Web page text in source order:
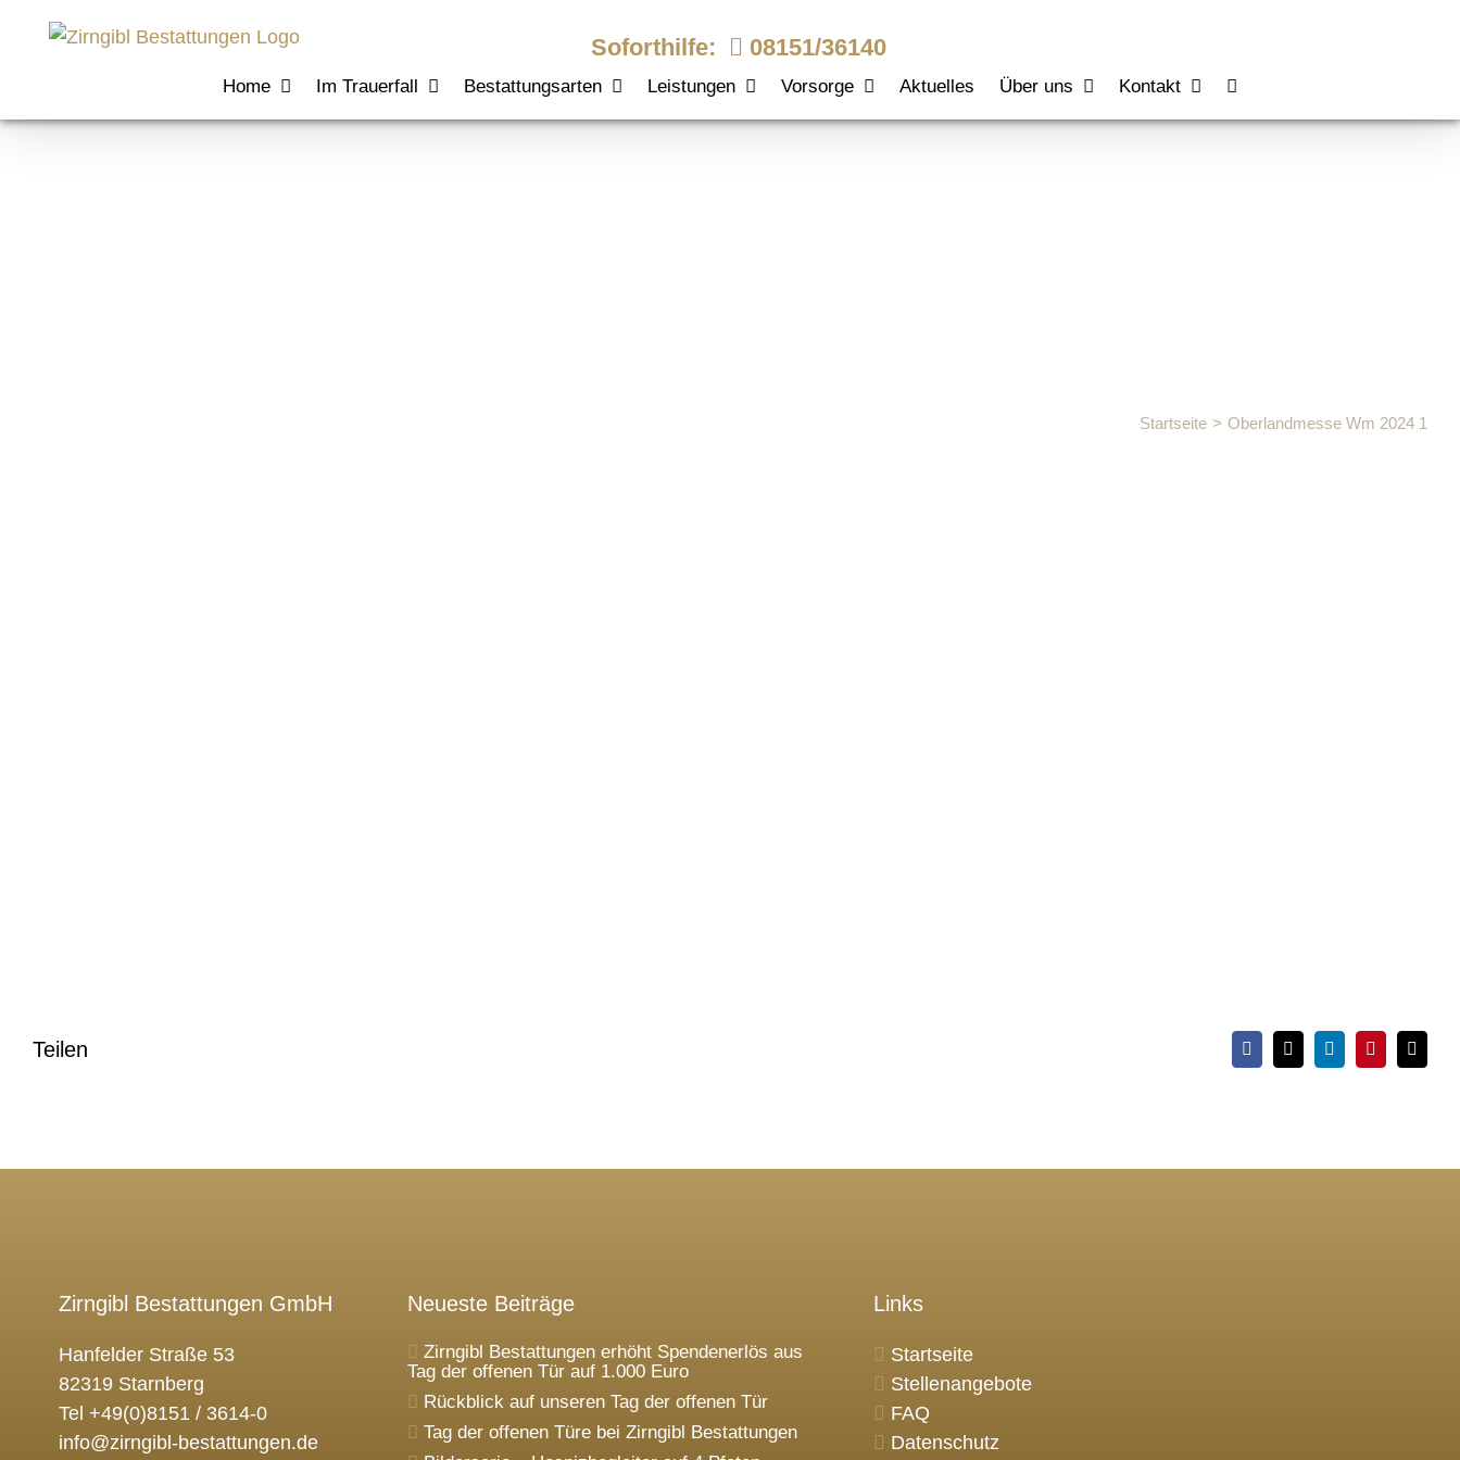
Soforthilfe: 08151/36140
Home Im Trauerfall Bestattungsarten Leistungen Vorsorge Aktuelles Über uns Kontakt
Startseite Oberlandmesse Wm 2024 1
Teilen Facebook
X LinkedInPinterest
E-
Mail
Zirngibl Bestattungen GmbH
Hanfelder Straße 53
82319 Starnberg
Tel +49(0)8151 / 3614-0
info@zirngibl-bestattungen.de
Neueste Beiträge
Zirngibl Bestattungen erhöht Spendenerlös aus
Tag der offenen Tür auf 1.000 Euro
Rückblick auf unseren Tag der offenen Tür
Tag der offenen Türe bei Zirngibl Bestattungen
Links
Startseite
Stellenangebote
FAQ
Datenschutz